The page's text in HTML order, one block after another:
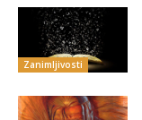
Zanimljivosti